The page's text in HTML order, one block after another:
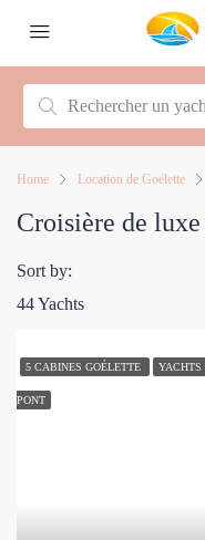
Home Location de Goélette
Croisière de
44 Yachts
Sort by:
5 CABINES GOÉLETTE YACHTS
PONT